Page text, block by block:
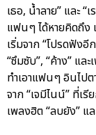
เธอ, น้ำลาย” และ “
แฟนๆ ได้หายคิดถึ
เริ่มจาก “โปรดฟังอี
“ซึมซับ”, “ค้าง” แล
ทำเอาแฟนๆ อินไป
จาก “เจมีไนน์” ที่เ
เพลงฮิต “ลบยัง”